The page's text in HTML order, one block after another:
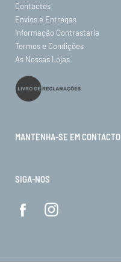
Contactos
Envios e Entregas
Informação Contrastaria
Termos e Condições
As Nossas Lojas
MANTENHA-SE EM CONTACTO
SIGA-NOS